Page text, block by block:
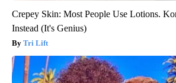
Crepey Skin: Most People Use Lotions.
Instead (It's Genius)
Tri Lift